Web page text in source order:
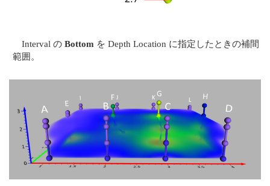
Interval のBottom を Depth Location に指定したときの補間
範囲。